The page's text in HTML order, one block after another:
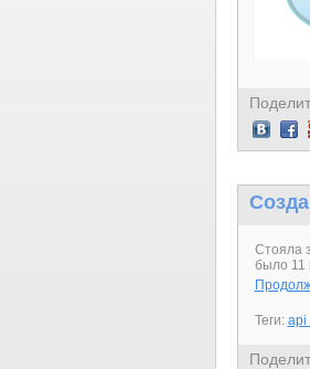
Стояла
было 11
Теги: api